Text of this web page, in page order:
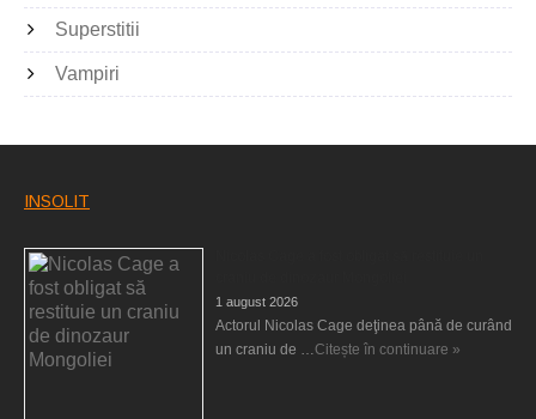
Superstitii
Vampiri
INSOLIT
1 august 2026
Actorul Nicolas Cage deţinea până de curând
un craniu de …Citește în continuare »